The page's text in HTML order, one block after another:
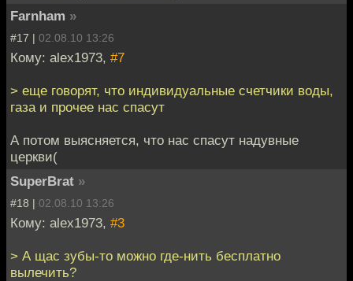
Farnham »
#17 | 02.08.10 13:26
Кому: alex1973, #7
> еще говорят, что индивидуальные счетчики воды,
газа и прочее нас спасут
А потом выясняется, что нас спасут надувные
церкви(
SuperBrat »
#18 | 02.08.10 13:26
Кому: alex1973, #3
> А щас зубы-то можно где-нить бесплатно
вылечить?